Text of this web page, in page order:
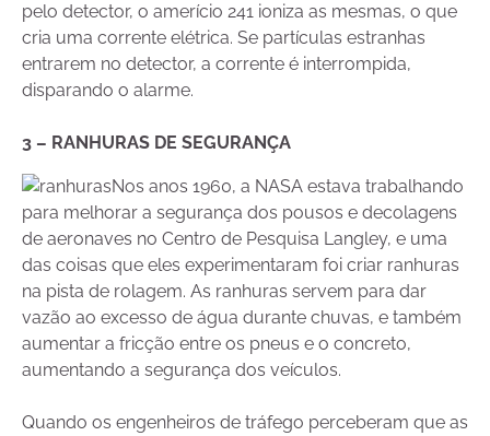
pelo detector, o amerício 241 ioniza as mesmas, o que
cria uma corrente elétrica. Se partículas estranhas
entrarem no detector, a corrente é interrompida,
disparando o alarme.
3 – RANHURAS DE SEGURANÇA
Nos anos 1960, a NASA estava trabalhando
para melhorar a segurança dos pousos e decolagens
de aeronaves no Centro de Pesquisa Langley, e uma
das coisas que eles experimentaram foi criar ranhuras
na pista de rolagem. As ranhuras servem para dar
vazão ao excesso de água durante chuvas, e também
aumentar a fricção entre os pneus e o concreto,
aumentando a segurança dos veículos.
Quando os engenheiros de tráfego perceberam que as